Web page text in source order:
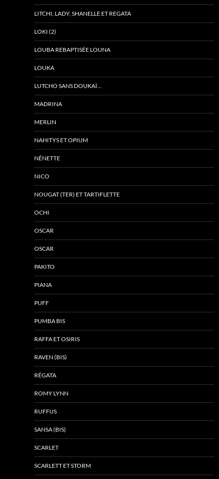
LITCHI, LADY, SHANELLE ET REGATA
LOKI (2)
LOUBA REBAPTISÉE LOUNA
LOUKA
LUTCHO SANS DOUKAÏ…
MADRINA
MERLIN
NAHITYS ET OPIUM
NÉNETTE
NICO
NOUGAT (TER) ET TARTIFLETTE
OCHI
OSCAR
OSCAR
PAKITO
PIANA
PUFF
PUMBA BIS
RAFFA ET OSIRIS
RAVEN (BIS)
RÉGATA
ROMY LYNN
RUFFUS
SANSA (BIS)
SCARLET
SCARLETT ET STORM